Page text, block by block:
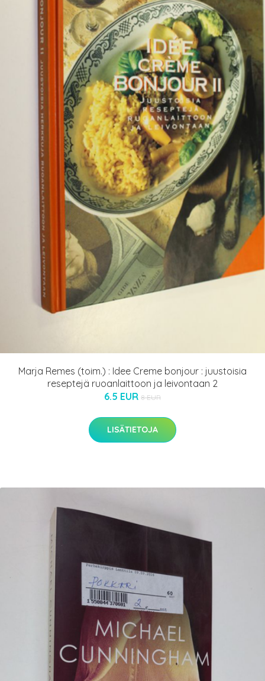
Marja Remes (toim.) : Idee Creme bonjour : juustoisia
reseptejä ruoanlaittoon ja leivontaan 2
6.5 EUR 8 EUR
LISÄTIETOJA